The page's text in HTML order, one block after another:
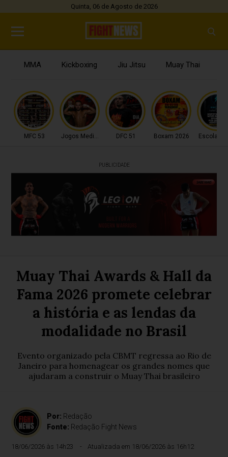
Quinta, 06 de Agosto de 2026
MMA Kickboxing Jiu Jitsu Muay Thai
MFC 53 Jogos MediterrâneoDFC 51 Boxam 2026 Escola
PUBLICIDADE
Muay Thai Awards & Hall da
Fama 2026 promete celebrar
a história e as lendas da
modalidade no Brasil
Evento organizado pela CBMT regressa ao Rio de
Janeiro para homenagear os grandes nomes que
ajudaram a construir o Muay Thai brasileiro
Por: Redação
Fonte: Redação Fight News
18/06/2026 às 14h23 Atualizada em 18/06/2026 às 16h12